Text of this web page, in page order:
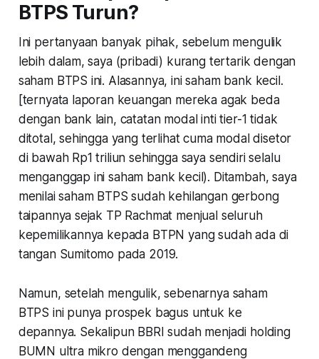
BTPS Turun?
Ini pertanyaan banyak pihak, sebelum mengulik
lebih dalam, saya (pribadi) kurang tertarik dengan
saham BTPS ini. Alasannya, ini saham bank kecil.
[ternyata laporan keuangan mereka agak beda
dengan bank lain, catatan modal inti tier-1 tidak
ditotal, sehingga yang terlihat cuma modal disetor
di bawah Rp1 triliun sehingga saya sendiri selalu
menganggap ini saham bank kecil). Ditambah, saya
menilai saham BTPS sudah kehilangan gerbong
taipannya sejak TP Rachmat menjual seluruh
kepemilikannya kepada BTPN yang sudah ada di
tangan Sumitomo pada 2019.
Namun, setelah mengulik, sebenarnya saham
BTPS ini punya prospek bagus untuk ke
depannya. Sekalipun BBRI sudah menjadi holding
BUMN ultra mikro dengan menggandeng